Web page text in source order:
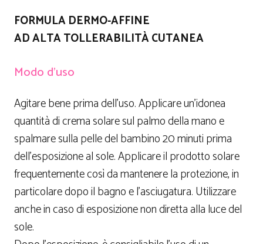
FORMULA DERMO-AFFINE
AD ALTA TOLLERABILITÀCUTANEA
Modo d’uso
Agitare bene prima dell’uso. Applicare un’idonea
quantità di crema solare sul palmo della mano e
spalmare sulla pelle del bambino 20 minuti prima
dell’esposizione al sole. Applicare il prodotto solare
frequentemente così da mantenere la protezione, in
particolare dopo il bagno e l’asciugatura. Utilizzare
anche in caso di esposizione non diretta alla luce del
sole.